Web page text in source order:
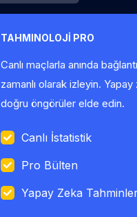
TAHMINOLOJİ PRO
Canlı maçlarla anında
zamanlı olarak izleyin.
doğru öngörüler elde edin.
Canlı İstatistik
Pro Bülten
Yapay Zeka